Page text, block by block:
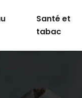
Santé et
tabac